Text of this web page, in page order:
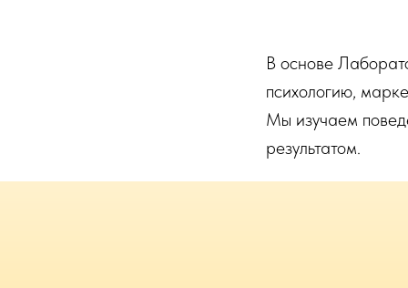
В основе
психологию,
Мы изучаем
результатом.